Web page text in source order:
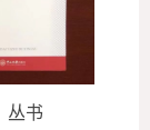
丛书